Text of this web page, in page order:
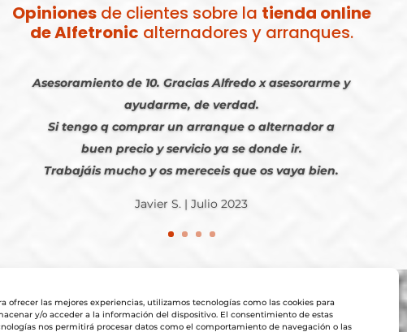
ofrecer las mejores experiencias, utilizamos tecnologías como las cookies para
y/o acceder a la información del dispositivo. El consentimiento de estas
nos permitirá procesar datos como el comportamiento de navegación o las
Opinionesde clientes sobre la tienda online
de Alfetronic alternadores y arranques.
Asesoramiento de 10. Gracias Alfredo x asesorarme y
ayudarme, de verdad.
Si tengo q comprar un arranque o alternador a
buen precio y servicio ya se donde ir.
Trabajáis mucho y os mereceis que os vaya bien.
Javier S. | Julio 2023